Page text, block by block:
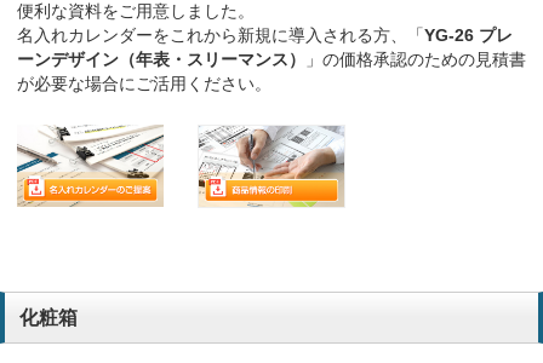
便利な資料をご用意しました。
名入れカレンダーをこれから新規に導入される方、「YG-26 プレ
ーンデザイン（年表・スリーマンス）
」の価格承認のための見積書
が必要な場合にご活用ください。
化粧箱